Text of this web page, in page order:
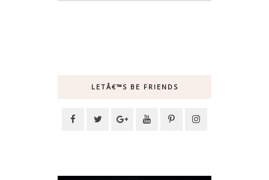
LETÂ€™S BE FRIENDS